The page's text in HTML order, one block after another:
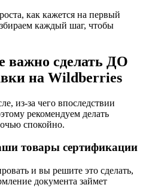
как кажется на первый
каждый шаг, чтобы
важно сделать ДО
на Wildberries
из-за чего впоследствии
рекомендуем делать
спокойно.
товары сертификации
и вы решите это сделать,
документа займет